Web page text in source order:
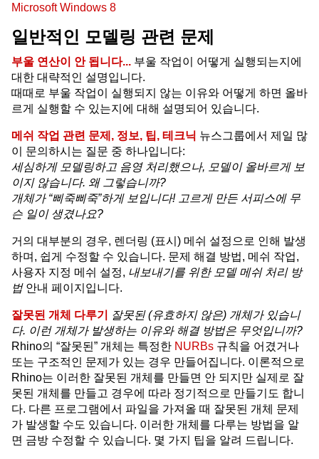
Microsoft Windows 8
일반적인 모델링 관련 문제
부울 연산이 안 됩니다... 부울 작업이 어떻게 실행되는지에
대한 대략적인 설명입니다.
때때로 부울 작업이 실행되지 않는 이유와 어떻게 하면 올바
르게 실행할 수 있는지에 대해 설명되어 있습니다.
메쉬 작업 관련 문제, 정보, 팁, 테크닉 뉴스그룹에서 제일 많
이 문의하시는 질문 중 하나입니다:
세심하게 모델링하고 음영 처리했으나, 모델이 올바르게 보
이지 않습니다. 왜 그렇습니까?
개체가 “삐죽삐죽”하게 보입니다! 고르게 만든 서피스에 무
슨 일이 생겼나요?
거의 대부분의 경우, 렌더링 (표시) 메쉬 설정으로 인해 발생
하며, 쉽게 수정할 수 있습니다. 문제 해결 방법, 메쉬 작업,
사용자 지정 메쉬 설정, 내보내기를 위한 모델 메쉬 처리 방
법안내 페이지입니다.
잘못된 개체 다루기
잘못된 (유효하지 않은) 개체가 있습니
다. 이런 개체가 발생하는 이유와 해결 방법은 무엇입니까?
Rhino의 “잘못된” 개체는 특정한 NURBs 규칙을 어겼거나
또는 구조적인 문제가 있는 경우 만들어집니다. 이론적으로
Rhino는 이러한 잘못된 개체를 만들면 안 되지만 실제로 잘
못된 개체를 만들고 경우에 따라 정기적으로 만들기도 합니
다. 다른 프로그램에서 파일을 가져올 때 잘못된 개체 문제
가 발생할 수도 있습니다. 이러한 개체를 다루는 방법을 알
면 금방 수정할 수 있습니다. 몇 가지 팁을 알려 드립니다.